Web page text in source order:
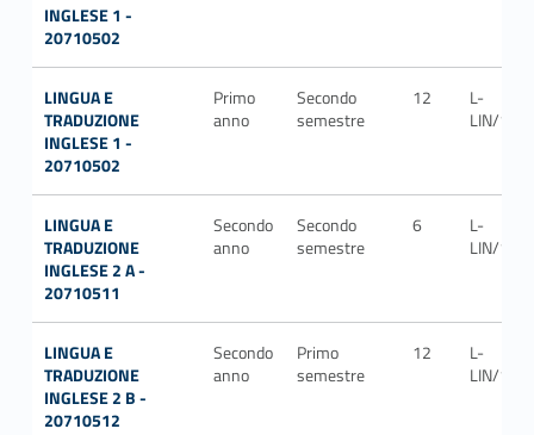
INGLESE 1 -
20710502
LINGUA E
TRADUZIONE
INGLESE 1 -
20710502
Primo
anno
Secondo
semestre
12
L-
LIN/12
LINGUA E
TRADUZIONE
INGLESE 2 A -
20710511
Secondo
anno
Secondo
semestre
6
L-
LIN/12
LINGUA E
TRADUZIONE
INGLESE 2 B -
20710512
Secondo
anno
Primo
semestre
12
L-
LIN/12